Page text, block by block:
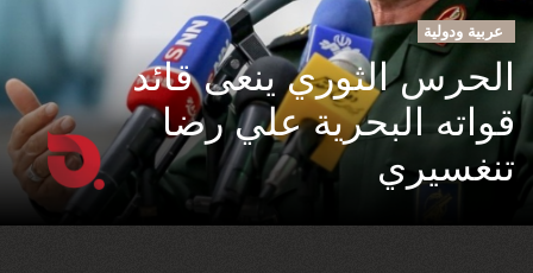
عربية ودولية
الحرس الثوري ينعى قائد
قواته البحرية علي رضا
تنغسيري